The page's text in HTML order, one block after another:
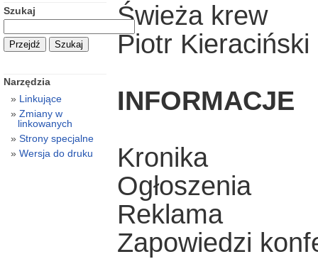
Świeża krew
Piotr Kieraciński
INFORMACJE
Kronika
Ogłoszenia
Reklama
Zapowiedzi
Szukaj
Narzędzia
Linkujące
Zmiany w
linkowanych
Strony specjalne
Wersja do druku